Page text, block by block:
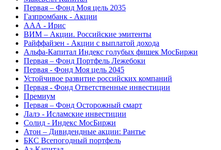
Первая – Фонд Моя цель 2035
Газпромбанк - Акции
ААА - Ирис
ВИМ – Акции. Российские эмитенты
Райффайзен - Акции с выплатой дохода
Альфа-Капитал Индекс голубых фишек МосБиржи
Первая – Фонд Портфель Лежебоки
Первая - Фонд Моя цель 2045
Устойчивое развитие российских компаний
Первая - Фонд Ответственные инвестиции
Премиум
Первая – Фонд Осторожный смарт
Лалэ - Исламские инвестиции
Солид - Индекс МосБиржи
Атон – Дивидендные акции: Рантье
БКС Всепогодный портфель